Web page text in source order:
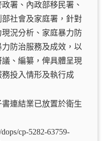
署、內政部移民署、
社會及家庭署，針對
現況分析、家庭暴力防
防治服務及成效，以
、編纂，俾具體呈現
投入情形及執行成
連結業已放置於衛生
cp-5282-63759-